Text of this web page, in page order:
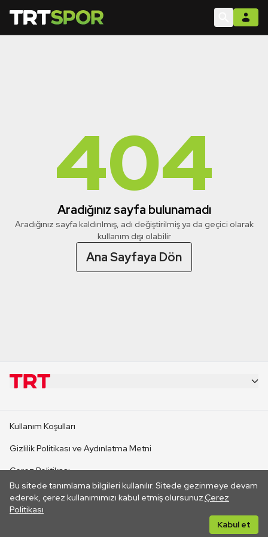
404
Aradığınız sayfa bulunamadı
Aradığınız sayfa kaldırılmış, adı değiştirilmiş ya da geçici olarak
kullanım dışı olabilir
Ana Sayfaya Dön
Bu sitede tanımlama bilgileri kullanılır. Sitede gezinmeye devam
ederek, çerez kullanımımızı kabul etmiş olursunuz.Çerez
Politikası
Kabul et
CANLI YAYINLAR
Kullanım Koşulları
Gizlilik Politikası ve Aydınlatma Metni
Çerez Politikası
İletişim
Her hakkı saklıdır. ©2026 TRT. Bağlantı yoluyla gidilen dış